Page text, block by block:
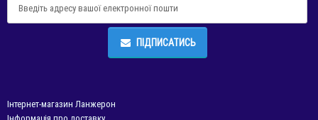
ПІДПИСАТИСЬ
Інтернет-магазин Ланжерон